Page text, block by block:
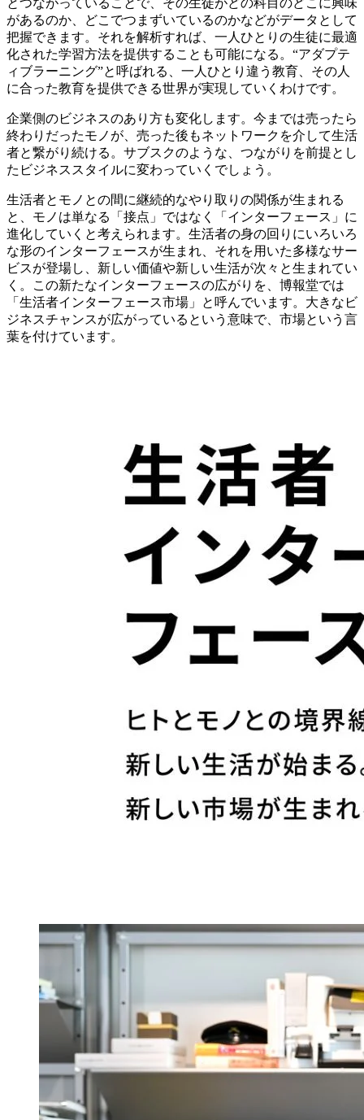
とつながっていることで、その生徒がどの科目のどこに興味
があるのか、どこでつまずいているのかなどがデータとして
把握できます。それを解析すれば、一人ひとりの生徒に最適
化された学習方法を提供することも可能になる。“アダプテ
ィブラーニング”と呼ばれる、一人ひとり違う教育、その人
に合った教育を提供できる世界が実現していくわけです。
企業側のビジネスのあり方も変化します。今までは売ったら
終わりだったモノが、売った後もネットワークを介して生活
者と繋がり続ける。サブスクのような、つながりを前提とし
たビジネススタイルに変わっていくでしょう。
生活者とモノとの間に継続的なやり取りの関係が生まれる
と、モノは単なる「接点」ではなく「インターフェース」に
進化していくと考えられます。生活者の身の回りにいろいろ
な形のインターフェースが生まれ、それを用いた多様なサー
ビスが登場し、新しい価値や新しい生活が次々と生まれてい
く。この新たなインターフェースの広がりを、博報堂では
「生活者インターフェース市場」と呼んでいます。大きなビ
ジネスチャンスが広がっているという意味で、市場という言
葉を付けています。